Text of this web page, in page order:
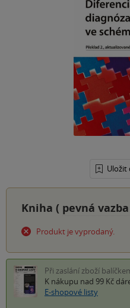
Uložit
Kniha ( pevná vazba
Produkt je vyprodaný.
Při zaslání zboží
K nákupu nad 99 Kč
E-shopové listy